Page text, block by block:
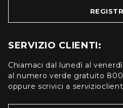
SERVIZIO CLIENTI:
Chiamaci dal lunedì al
al numero verde gratuito
oppure scrivici a